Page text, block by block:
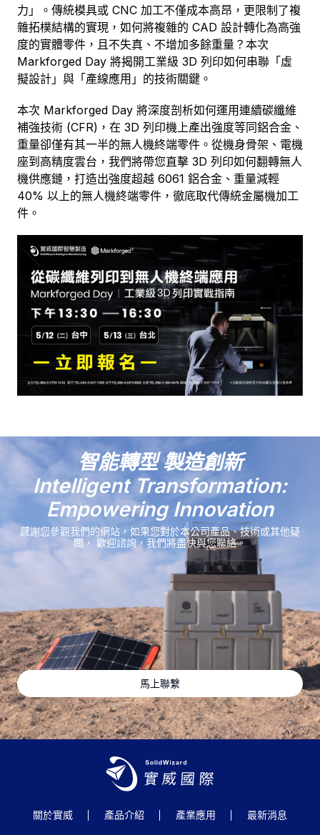
力」。傳統模具或 CNC 加工不僅成本高昂，更限制了複
雜拓樸結構的實現，如何將複雜的 CAD 設計轉化為高強
度的實體零件，且不失真、不增加多餘重量？本次
Markforged Day 將揭開工業級 3D 列印如何串聯「虛
擬設計」與「產線應用」的技術關鍵。
本次 Markforged Day 將深度剖析如何運用連續碳纖維
補強技術 (CFR)，在 3D 列印機上產出強度等同鋁合金、
重量卻僅有其一半的無人機終端零件。從機身骨架、電機
座到高精度雲台，我們將帶您直擊 3D 列印如何翻轉無人
機供應鏈，打造出強度超越 6061 鋁合金、重量減輕
40% 以上的無人機終端零件，徹底取代傳統金屬機加工
件。
智能轉型 製造創新
Intelligent Transformation:
Empowering Innovation
感謝您參觀我們的網站，如果您對於本公司產品、技術或其他疑
問， 歡迎諮詢，我們將盡快與您聯絡。
馬上聯繫
關於實威 產品介紹 產業應用 最新消息